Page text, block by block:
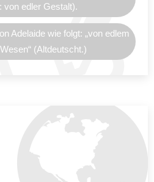
von edler Gestalt).
Adelaide wie folgt: „von edlem
(Altdeutscht.)